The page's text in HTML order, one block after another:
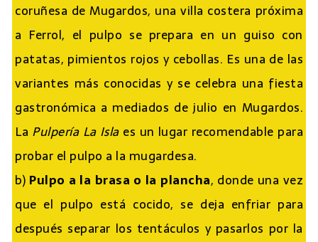
coruñesa de Mugardos, una villa costera próxima
a Ferrol, el pulpo se prepara en un guiso con
patatas, pimientos rojos y cebollas. Es una de las
variantes más conocidas y se celebra una fiesta
gastronómica a mediados de julio en Mugardos.
La Pulpería La Islaes un lugar recomendable para
probar el pulpo a la mugardesa.
b) Pulpo a la brasa o la plancha, donde una vez
que el pulpo está cocido, se deja enfriar para
después separar los tentáculos y pasarlos por la